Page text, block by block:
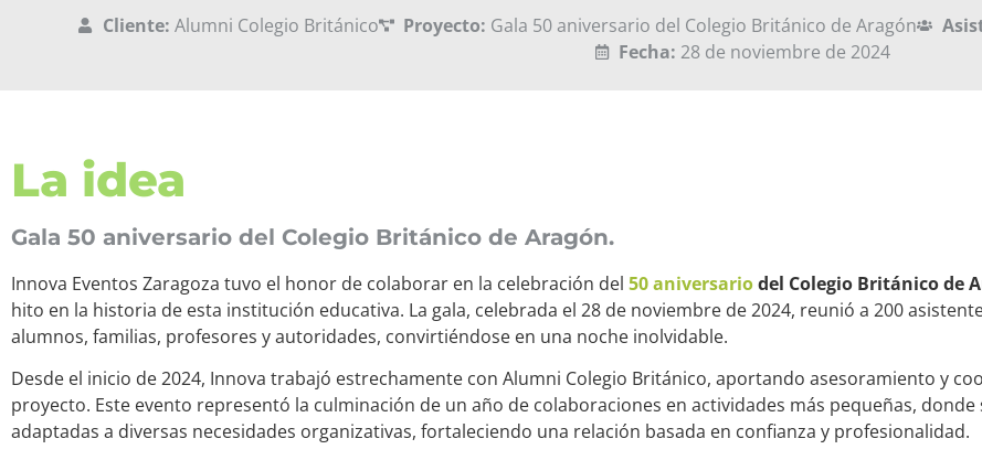
Cliente: Alumni Colegio Británico Proyecto: Gala 50 aniversario del Colegio Británico de Aragón
Fecha: 28 de noviembre de 2024
La idea
Gala 50 aniversario del Colegio Británico de Aragón.
Innova Eventos Zaragoza tuvo el honor de colaborar en la celebración del 50 aniversariodel Colegio Británico de
hito en la historia de esta institución educativa. La gala, celebrada el 28 de noviembre de 2024, reunió a 200
alumnos, familias, profesores y autoridades, convirtiéndose en una noche inolvidable.
Desde el inicio de 2024, Innova trabajó estrechamente con Alumni Colegio Británico, aportando asesoramiento y
proyecto. Este evento representó la culminación de un año de colaboraciones en actividades más pequeñas,
adaptadas a diversas necesidades organizativas, fortaleciendo una relación basada en confianza y profesionalidad.